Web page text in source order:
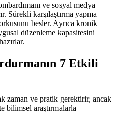
ve sosyal medya
Sürekli karşılaştırma yapma
besler. Ayrıca kronik
düzenleme kapasitesini
7 Etkili
zaman ve pratik gerektirir, ancak
bilimsel araştırmalarla